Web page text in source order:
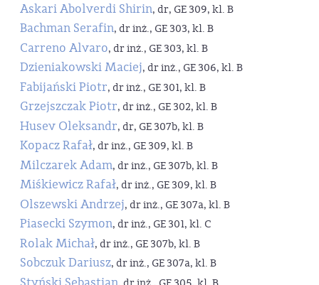
Askari Abolverdi Shirin, dr, GE 309, kl. B
Bachman Serafin, dr inż., GE 303, kl. B
Carreno Alvaro, dr inż., GE 303, kl. B
Dzieniakowski Maciej, dr inż., GE 306, kl. B
Fabijański Piotr, dr inż., GE 301, kl. B
Grzejszczak Piotr, dr inż., GE 302, kl. B
Husev Oleksandr, dr, GE 307b, kl. B
Kopacz Rafał, dr inż., GE 309, kl. B
Milczarek Adam, dr inż., GE 307b, kl. B
Miśkiewicz Rafał, dr inż., GE 309, kl. B
Olszewski Andrzej, dr inż., GE 307a, kl. B
Piasecki Szymon, dr inż., GE 301, kl. C
Rolak Michał, dr inż., GE 307b, kl. B
Sobczuk Dariusz, dr inż., GE 307a, kl. B